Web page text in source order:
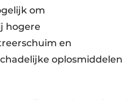
om
hogere
en
oplosmiddelen